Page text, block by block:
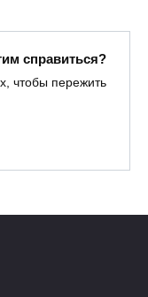
справиться?
чтобы пережить